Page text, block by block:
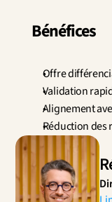
Bénéfices
Offre
Validation
Alignement
Réduction des